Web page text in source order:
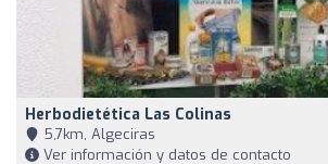
Herbodietética Las Colinas
5,7km, Algeciras
Ver información y datos de contacto